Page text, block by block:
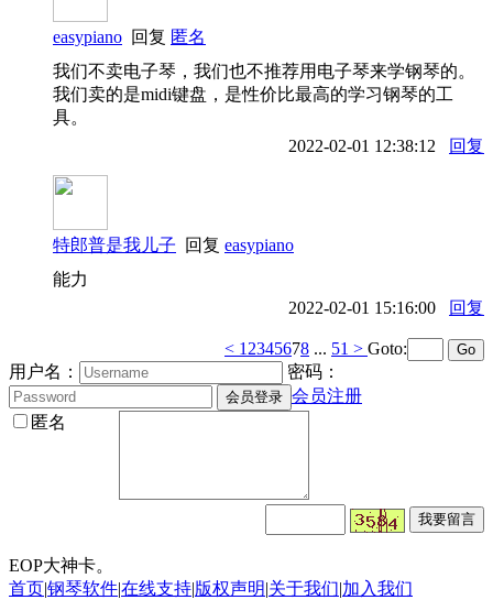
easypiano 回复 匿名
我们不卖电子琴，我们也不推荐用电子琴来学钢琴的。
我们卖的是midi键盘，是性价比最高的学习钢琴的工
具。
2022-02-01 12:38:12
回复
特郎普是我儿子 回复 easypiano
能力
2022-02-01 15:16:00
回复
< 1 2345678 ... 51 > Goto:
用户名：
密码：
会员注册
匿名
EOP大神卡。
首页|钢琴软件|在线支持|版权声明|关于我们|加入我们